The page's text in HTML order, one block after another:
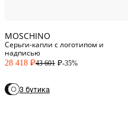
MOSCHINO
Серьги-капли с логотипом и
надписью
28 418 P43 601 P-35%
3 бутика